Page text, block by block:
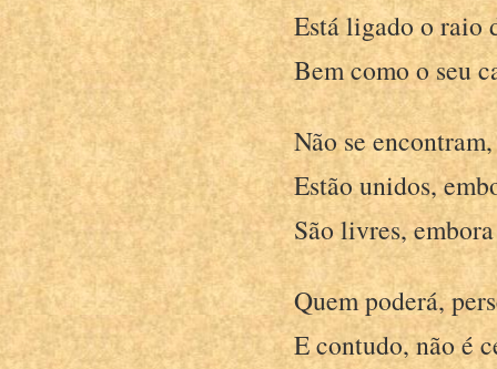
Está ligado o raio
Bem como o seu
Não se
Estão unidos,
São livres,
Quem poderá,
E contudo, não é